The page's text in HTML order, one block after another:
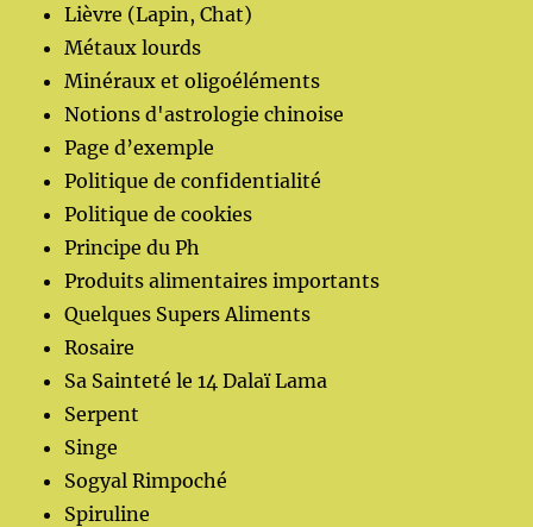
Lièvre (Lapin, Chat)
Métaux lourds
Minéraux et oligoéléments
Notions d'astrologie chinoise
Page d’exemple
Politique de confidentialité
Politique de cookies
Principe du Ph
Produits alimentaires importants
Quelques Supers Aliments
Rosaire
Sa Sainteté le 14 Dalaï Lama
Serpent
Singe
Sogyal Rimpoché
Spiruline